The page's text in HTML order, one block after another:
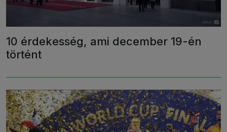
10 érdekesség, ami december 19-én
történt